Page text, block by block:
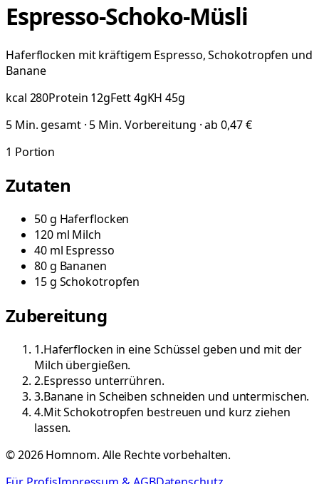
Espresso-Schoko-Müsli
Haferflocken mit kräftigem Espresso, Schokotropfen und
Banane
kcal 280Protein 12gFett4gKH 45g
5 Min. gesamt · 5 Min. Vorbereitung · ab 0,47 €
1 Portion
Zutaten
50g Haferflocken
120 ml Milch
40 ml Espresso
80g Bananen
15g Schokotropfen
Zubereitung
1.Haferflocken in eine Schüssel geben und mit der
Milch übergießen.
2.Espresso unterrühren.
3.Banane in Scheiben schneiden und untermischen.
4.Mit Schokotropfen bestreuen und kurz ziehen
lassen.
©2026Homnom. Alle Rechte vorbehalten.